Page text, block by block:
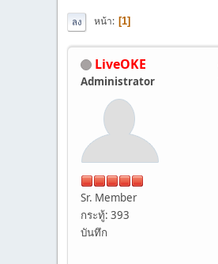
ลง หน้า 1
LiveOKE
Administrator
Sr. Member
กระทู้: 393
บันทึก